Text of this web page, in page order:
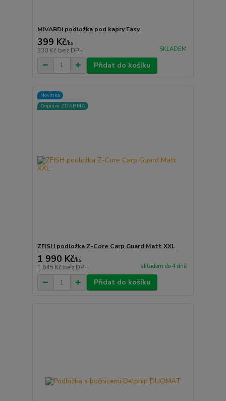
MIVARDI podložka pod kapry Easy
399 Kč/ks
330 Kč bez DPH SKLADEM
Přidat do košíku
Novinka
Doprava ZDARMA
ZFISH podložka Z-Core Carp Guard Matt XXL
1 990 Kč/ks
1 645 Kč bez DPH skladem do 4 dnů
Přidat do košíku